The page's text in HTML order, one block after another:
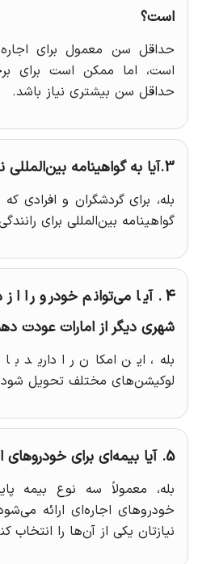
است؟
است، اما ممکن است برای
حداقل سن بیشتری نیاز باشد.
3.آیا به گواهینامه بین‌المللی نیاز است؟
بله، برای گردشگران و افرادی
گواهینامه بین‌المللی برای
4. آیا می‌توانم خودرو را
شهری دیگر از امارات عودت
بله، این امکان را دارید
لوکیشن‌های مختلف تحویل
5. آیا بیمه‌ای برای خودروهای اجاره‌ای ارائه می‌شود؟
بله، معمولاً سه نوع بیمه
خودروهای اجاره‌ای ارائه
نیازتان یکی از آن‌ها را انتخاب